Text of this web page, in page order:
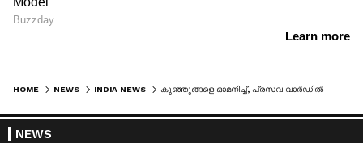
HOME NEWS INDIA NEWS
NEWS